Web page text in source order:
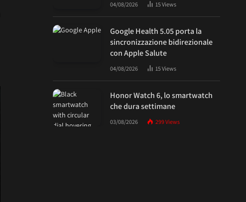
04/08/2026 15Views
Google Health 5.05 porta la
sincronizzazione bidirezionale
con Apple Salute
04/08/2026 15Views
Honor Watch 6, lo smartwatch
che dura settimane
03/08/2026 299Views